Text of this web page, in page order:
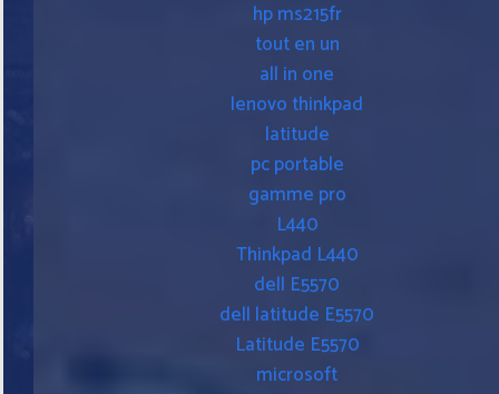
hp ms215fr
tout en un
all in one
lenovo thinkpad
latitude
pc portable
gamme pro
L440
Thinkpad L440
dell E5570
dell latitude E5570
Latitude E5570
microsoft